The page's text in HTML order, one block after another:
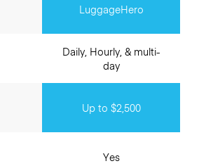
LuggageHero
Daily, Hourly, & multi-
day
Up to $2,500
Yes